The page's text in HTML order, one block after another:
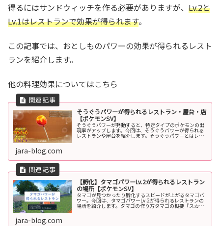
得るにはサンドウィッチを作る必要がありますが、 Lv.2と
Lv.1はレストランで効果が得られます。
この記事では、おとしものパワーの効果が得られるレスト
ランを紹介します。
他の料理効果についてはこちら
そうぐうパワーが得られるレストラン・屋台・店
【ポケモンSV】
そうぐうパワーが発動すると、特定タイプのポケモンの出
現率がアップします。今回は、そうぐうパワーが得られる
レストランや屋台を紹介します。そうぐうパワーとはレス
jara-blog.com
【孵化】タマゴパワーLv.2が得られるレストラン
の場所【ポケモンSV】
タマゴが見つかったり孵化するスピードが上がるタマゴパ
ワー。今回は、タマゴパワーLv.2が得られるレストランの
場所を紹介します。タマゴの作り方タマゴの概要『スカー
レット・バイオレット』では育て屋さんや預かり屋さんと
jara-blog.com